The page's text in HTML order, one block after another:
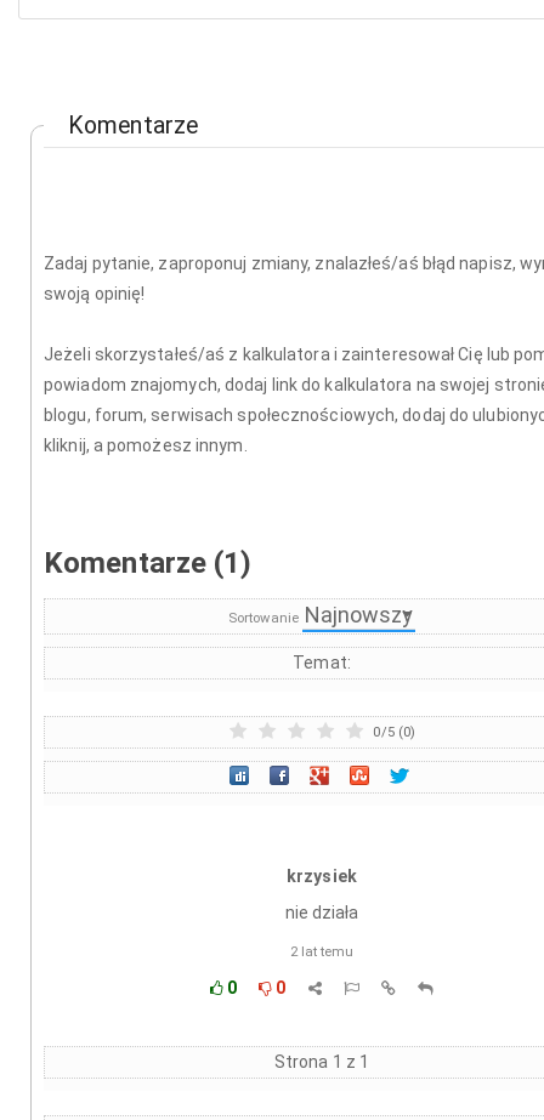
Komentarze
Zadaj pytanie, zaproponuj zmiany, znalazłeś/aś błąd napisz,
swoją opinię!
Jeżeli skorzystałeś/aś z kalkulatora i zainteresował Cię lub
powiadom znajomych, dodaj link do kalkulatora na swojej
blogu, forum, serwisach społecznościowych, dodaj do
kliknij, a pomożesz innym.
Komentarze (1)
Sortowanie
Temat:
0/5(0)
krzysiek
nie działa
2 lat temu
0 0
Strona 1 z 1